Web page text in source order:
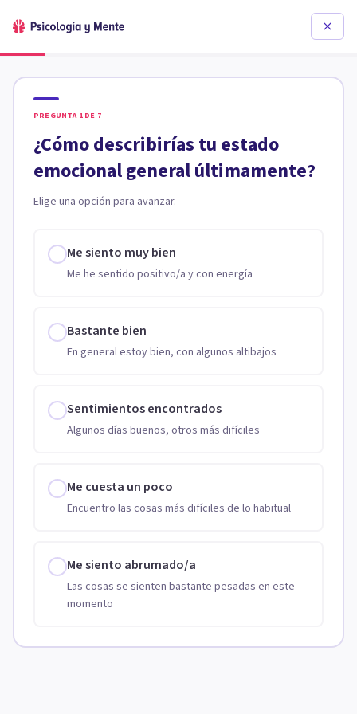
PREGUNTA 1 DE 7
¿Cómo describirías tu estado
emocional general últimamente?
Elige una opción para avanzar.
Me siento muy bien
Me he sentido positivo/a y con energía
Bastante bien
En general estoy bien, con algunos altibajos
Sentimientos encontrados
Algunos días buenos, otros más difíciles
Me cuesta un poco
Encuentro las cosas más difíciles de lo habitual
Me siento abrumado/a
Las cosas se sienten bastante pesadas en este
momento